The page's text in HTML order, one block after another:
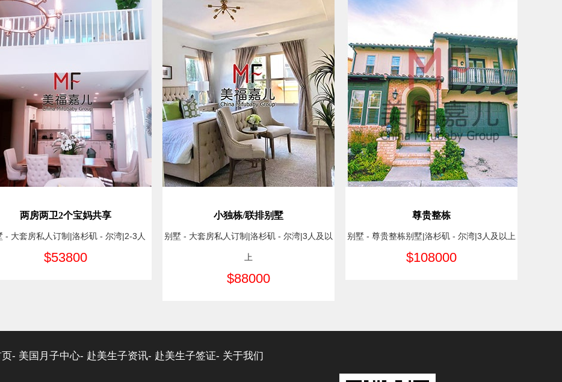
两房两卫2个宝妈共享
- 大套房私人订制|洛杉矶 - 尔湾|2-3人
$53800
小独栋/联排别墅
别墅 - 大套房私人订制|洛杉矶 - 尔湾|3人及以
上
$88000
尊贵整栋
别墅 - 尊贵整栋别墅|洛杉矶 - 尔湾|3人及以上
$108000
- 美国月子中心- 赴美生子资讯- 赴美生子签证- 关于我们